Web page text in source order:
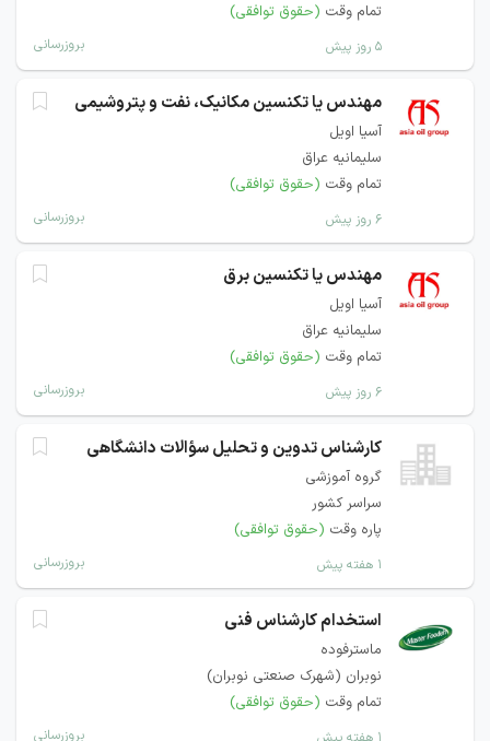
تمام وقت (حقوق توافقی)
۵ روز پیش بروزرسانی
مهندس یا تکنسین مکانیک، نفت و پتروشیمی
آسیا اویل
سلیمانیه عراق
تمام وقت (حقوق توافقی)
۶ روز پیش بروزرسانی
مهندس یا تکنسین برق
آسیا اویل
سلیمانیه عراق
تمام وقت (حقوق توافقی)
۶ روز پیش بروزرسانی
کارشناس تدوین و تحلیل سؤالات دانشگاهی
گروه آموزشی
سراسر کشور
پاره وقت (حقوق توافقی)
۱ هفته پیش بروزرسانی
استخدام کارشناس فنی
ماسترفوده
نوبران (شهرک صنعتی نوبران)
تمام وقت (حقوق توافقی)
بروزرسانی